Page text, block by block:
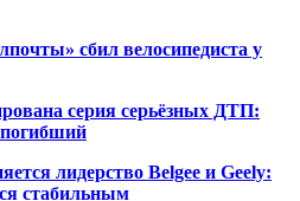
сбил велосипедиста у
серия серьёзных ДТП:
погибший
лидерство Belgee и Geely:
стабильным